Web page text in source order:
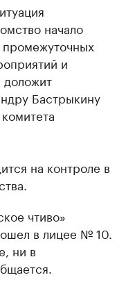
начало
и
Бастрыкину
на контроле в
чтиво»
в лицее № 10.
ни в